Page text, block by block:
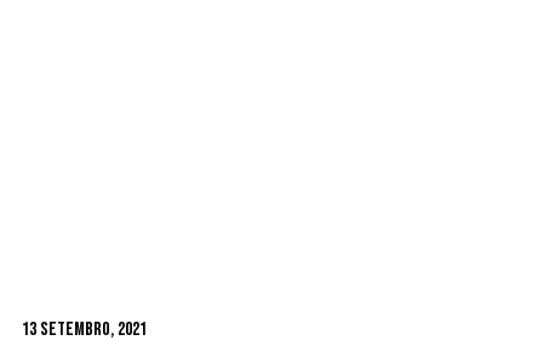
13 Setembro, 2021